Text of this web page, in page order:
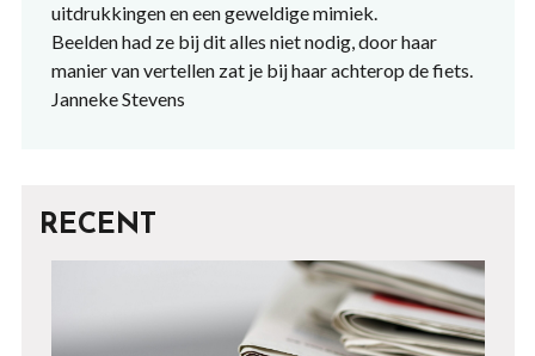
uitdrukkingen en een geweldige mimiek.
Beelden had ze bij dit alles niet nodig, door haar
manier van vertellen zat je bij haar achterop de fiets.
Janneke Stevens
RECENT